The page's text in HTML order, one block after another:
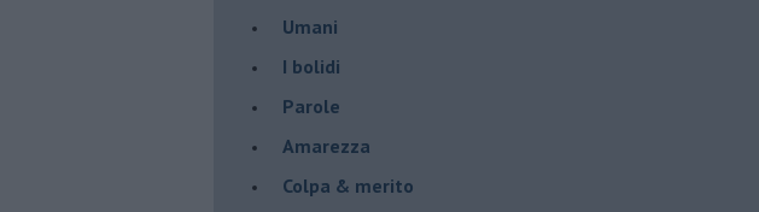
Umani
I bolidi
Parole
Amarezza
Colpa & merito